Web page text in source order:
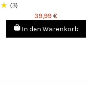
(3)
39,99 €
In den Warenkorb